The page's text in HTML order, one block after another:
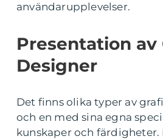
användarupplevelser.
Presentation av
Designer
Det finns olika typer av
och en med sina egna
kunskaper och färdigheter.